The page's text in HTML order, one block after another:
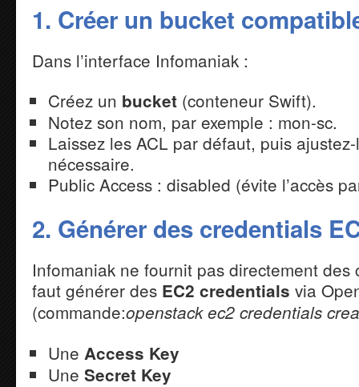
1. Créer un bucket
Dans l’interface Infomaniak :
Créez un bucket(conteneur Swift).
Notez son nom, par exemple : mon-sc.
Laissez les ACL par défaut, puis
nécessaire.
Public Access : disabled (évite l’accès
2. Générer des credentials
Infomaniak ne fournit pas directement des
faut générer des EC2 credentials via
(commande:openstack ec2 credentials
Une Access Key
Une Secret Key